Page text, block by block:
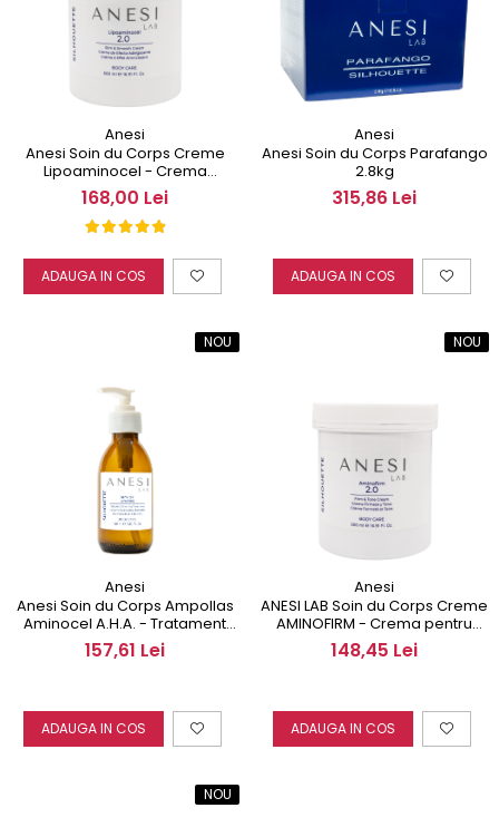
Anesi
Anesi Soin du Corps Creme
Lipoaminocel - Crema
Anticelulita 500 ml
168,00 Lei
ADAUGA IN COS
Anesi
Anesi Soin du Corps Parafango
2.8kg
315,86 Lei
ADAUGA IN COS
NOU
Anesi
Anesi Soin du Corps Ampollas
Aminocel A.H.A. - Tratament
Anticelulitic 150ml
157,61 Lei
ADAUGA IN COS
NOU
Anesi
ANESI LAB Soin du Corps Creme
AMINOFIRM - Crema pentru
DRENAJ si FERMITATE ml
148,45 Lei
ADAUGA IN COS
NOU